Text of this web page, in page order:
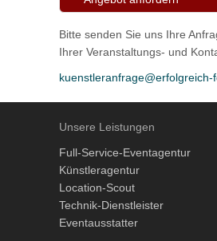
Bitte senden Sie uns Ihre
Ihrer Veranstaltungs- und
kuenstleranfrage@erfolgreich-
Unsere Leistungen
Full-Service-Eventagentur
Künstleragentur
Location-Scout
Technik-Dienstleister
Eventausstatter